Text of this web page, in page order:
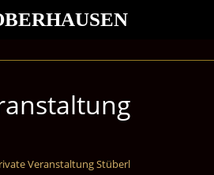
Veranstaltung Stüberl